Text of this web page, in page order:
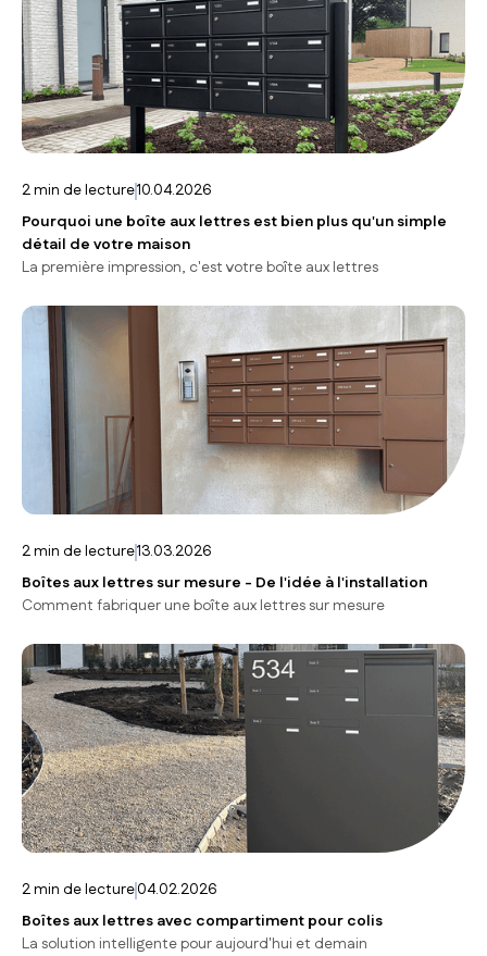
2min de lecture10.04.2026
Pourquoi une boîte aux lettres est bien plus qu'un simple
détail de votre maison
La première impression, c'est votre boîte aux lettres
2min de lecture13.03.2026
Boîtes aux lettres sur mesure - De l'idée à l'installation
Comment fabriquer une boîte aux lettres sur mesure
2min de lecture04.02.2026
Boîtes aux lettres avec compartiment pour colis
La solution intelligente pour aujourd'hui et demain